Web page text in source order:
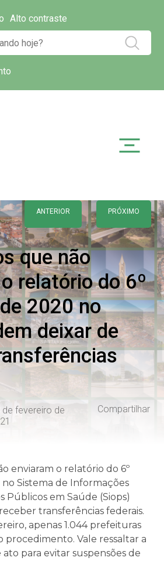
Alto contraste
ANTERIOR PRÓXIMO
que não
relatório do 6º
2020 no
deixar de
de fevereiro de
Compartilhar
enviaram o relatório do 6º
Sistema de Informações
Públicos em Saúde (Siops)
transferências federais.
apenas 1.044 prefeituras
procedimento. Vale ressaltar a
para evitar suspensões de